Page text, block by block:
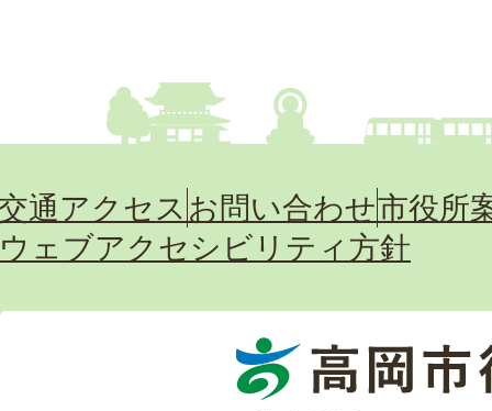
通アクセス お問い合わせ市役所
ウェブアクセシビリティ方針